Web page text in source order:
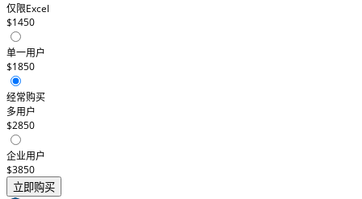
仅限Excel
$1450
单一用户
$1850
经常购买
多用户
$2850
企业用户
$3850
立即购买